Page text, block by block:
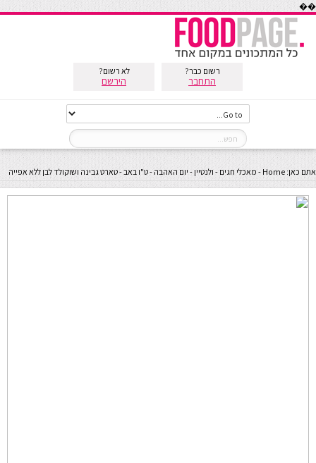
��
רשום כבר?
התחבר
לא רשום?
הירשם
אתם כאן: Home
- מאכלי חגים - ולנטיין - יום האהבה - ט"ו באב-טארט גבינה ושוקולד לבן ללא אפייה